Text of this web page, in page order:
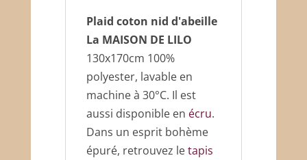
Plaid coton nid d'abeille
La MAISON DE LILO
130x170cm 100%
polyester, lavable en
machine à 30°C. Il est
aussi disponible en écru.
Dans un esprit bohème
épuré, retrouvez letapis